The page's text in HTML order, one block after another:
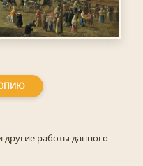
другие работы данного